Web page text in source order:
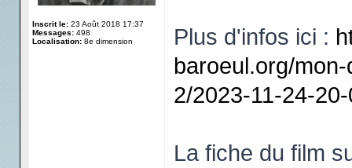
Inscrit le: 23 Août 2018 17:37
Messages: 498
Localisation: 8e dimension Plus d'infos ici :
baroeul.org/
2/2023-11-24-
La fiche du film